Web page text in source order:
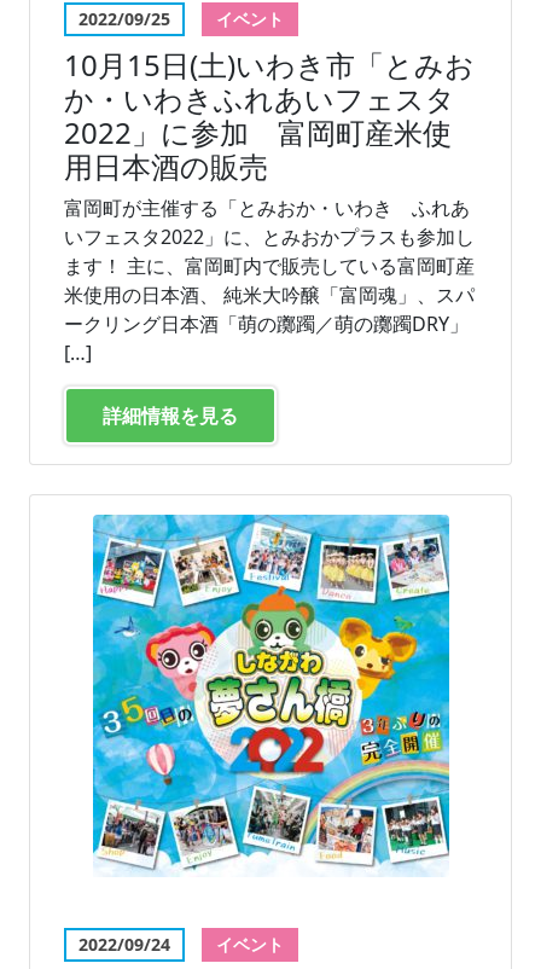
2022/09/25 イベント
10月15日(土)いわき市「とみお
か・いわきふれあいフェスタ
2022」に参加 富岡町産米使
用日本酒の販売
富岡町が主催する「とみおか・いわき ふれあ
いフェスタ2022」に、とみおかプラスも参加し
ます！ 主に、富岡町内で販売している富岡町産
米使用の日本酒、 純米大吟醸「富岡魂」、スパ
ークリング日本酒「萌の躑躅／萌の躑躅DRY」
[…]
詳細情報を見る
2022/09/24 イベント